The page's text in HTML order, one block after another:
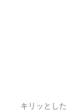
キリッとし